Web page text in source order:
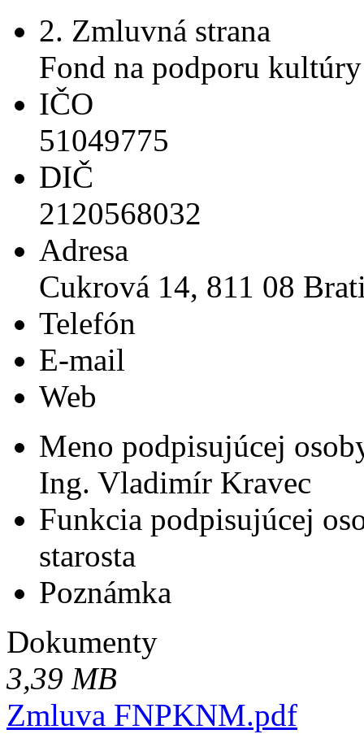
2. Zmluvná strana
Fond na podporu
IČO
51049775
DIČ
2120568032
Adresa
Cukrová 14, 811 08
Telefón
E-mail
Web
Meno podpisujúcej
Ing. Vladimír Kravec
Funkcia podpisujúcej
starosta
Poznámka
Dokumenty
3,39 MB
Zmluva FNPKNM.pdf